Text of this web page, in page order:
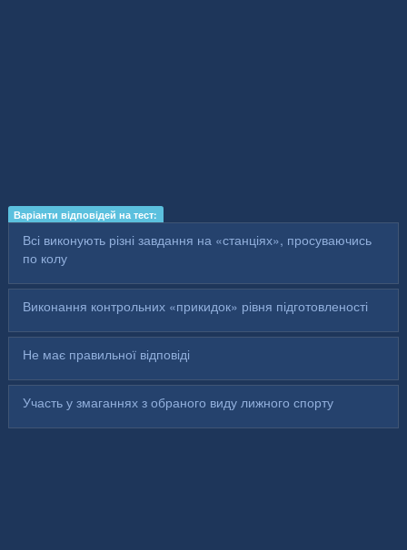
Варіанти відповідей на тест:
Всі виконують різні завдання на «станціях», просуваючись
по колу
Виконання контрольних «прикидок» рівня підготовленості
Не має правильної відповіді
Участь у змаганнях з обраного виду лижного спорту